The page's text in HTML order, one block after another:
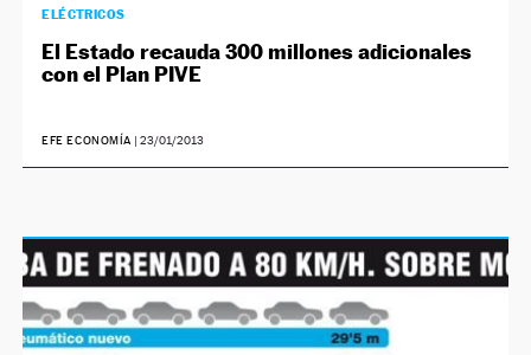
ELÉCTRICOS
El Estado recauda 300 millones adicionales
con el Plan PIVE
EFE ECONOMÍA |23/01/2013